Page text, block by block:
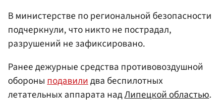
В министерстве по региональной безопасности
подчеркнули, что никто не пострадал,
разрушений не зафиксировано.
Ранее дежурные средства противовоздушной
обороныподавилидва беспилотных
летательных аппарата надЛипецкой областью.